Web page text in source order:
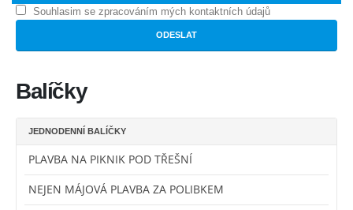
Souhlasim se zpracováním mých kontaktních údajů
Balíčky
JEDNODENNÍ BALÍČKY
PLAVBA NA PIKNIK POD TŘEŠNÍ
NEJEN MÁJOVÁ PLAVBA ZA POLIBKEM